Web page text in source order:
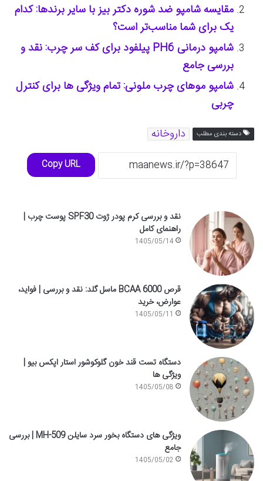
مقایسه شامپو ضد شوره دکتر بیز با سایر برندها: کدام
یک برای شما مناسب‌تر است؟
شامپو درمانی PH6 پیلفود برای کف سر چرب: نقد و
بررسی جامع
شامپو موهای چرب ملونی: تمام ویژگی ها برای کنترل
چربی
دسته بندی مطلب داروخانه
Copy URL
نقد و بررسی کرم پودر ژوت SPF30 پوست چرب |
راهنمای کامل
1405/05/14
قرص BCAA 6000 ماسل گلد: نقد و بررسی | فواید،
عوارض، خرید
1405/05/11
دستگاه تست قند خون گلوکوشور استار اپکس بیو |
ویژگی ها
1405/05/08
ویژگی های دستگاه بخور سرد سایلن MH-509 | بررسی
جامع
1405/05/02